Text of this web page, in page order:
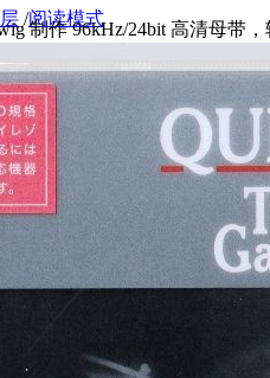
/阅读模式
制作 96kHz/24bit 高清母带